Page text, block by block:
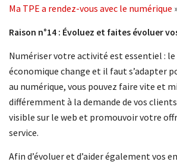
Ma TPE a rendez-vous avec le numérique
Raison n°14 : Évoluez et faites évoluer
Numériser votre activité est essentiel :
économique change et il faut s’adapter
au numérique, vous pouvez faire vite et
différemment à la demande de vos
visible sur le web et promouvoir votre
service.
Afin d’évoluer et d’aider également vos